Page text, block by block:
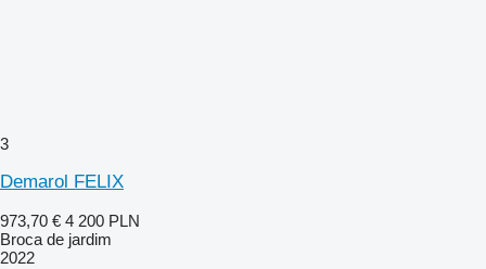
3
Demarol FELIX
973,70 € 4 200 PLN
Broca de jardim
2022